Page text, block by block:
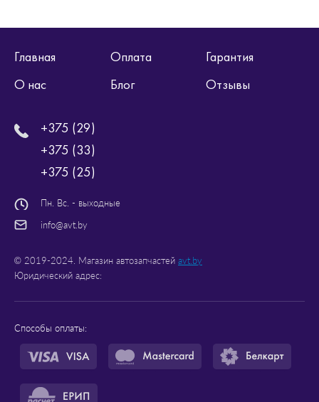
Главная Оплата
Гарантия
О нас
Блог Отзывы
+375 (29)
+375 (33)
+375 (25)
Пн. Вс. - выходные
info@avt.by
© 2019-2024. Магазин автозапчастей avt.by
Юридический адрес:
Способы оплаты: